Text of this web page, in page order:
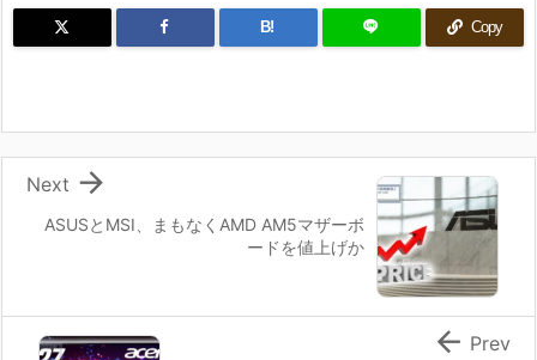
B! Copy
ASUSとMSI、まもなくAMD AM5マザーボ
ードを値上げか

Next
 Prev